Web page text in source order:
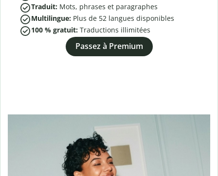
Traduit: Mots, phrases et paragraphes
Multilingue: Plus de 52 langues disponibles
100 % gratuit: Traductions illimitées
Passez à Premium